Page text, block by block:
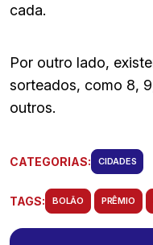
cada.
Por outro lado,
sorteados, como 8,
outros.
CATEGORIAS: CIDADES
TAGS: BOLÃO PRÊMIO